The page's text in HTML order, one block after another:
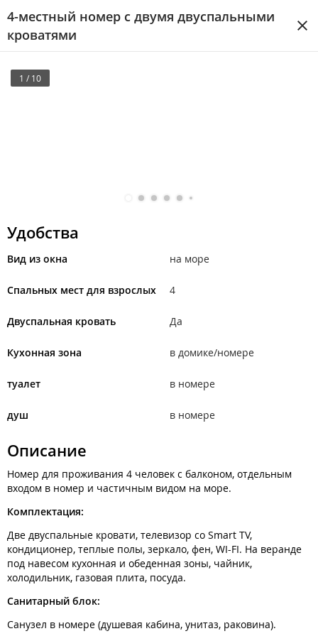
4-местный номер с двумя двуспальными
кроватями
1 / 10
Удобства
Вид из окна на море
Спальных мест для взрослых 4
Двуспальная кровать Да
Кухонная зона в домике/номере
туалет в номере
душ в номере
Описание
Номер для проживания 4 человек с балконом, отдельным
входом в номер и частичным видом на море.
Комплектация:
Две двуспальные кровати, телевизор со Smart TV,
кондиционер, теплые полы, зеркало, фен, WI-FI. На веранде
под навесом кухонная и обеденная зоны, чайник,
холодильник, газовая плита, посуда.
Санитарный блок:
Санузел в номере (душевая кабина, унитаз, раковина).